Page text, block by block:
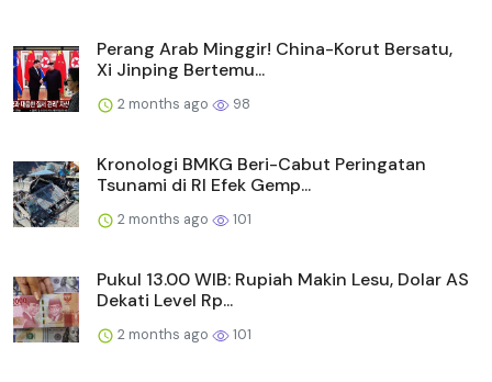
Perang Arab Minggir! China-Korut Bersatu,
Xi Jinping Bertemu...
2 months ago 98
Kronologi BMKG Beri-Cabut Peringatan
Tsunami di RI Efek Gemp...
2 months ago 101
Pukul 13.00 WIB: Rupiah Makin Lesu, Dolar AS
Dekati Level Rp...
2 months ago 101